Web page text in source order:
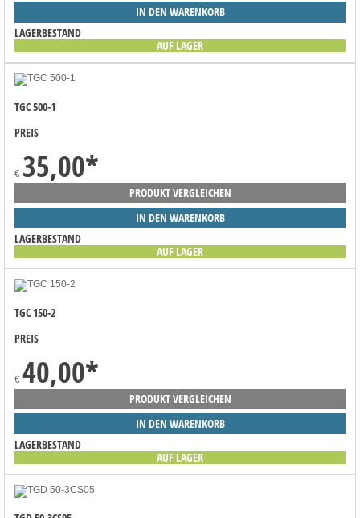
IN DEN WARENKORB
LAGERBESTAND
AUF LAGER
TGC 500-1
PREIS
€ 35,00*
PRODUKT VERGLEICHEN
IN DEN WARENKORB
LAGERBESTAND
AUF LAGER
TGC 150-2
PREIS
€ 40,00*
PRODUKT VERGLEICHEN
IN DEN WARENKORB
LAGERBESTAND
AUF LAGER